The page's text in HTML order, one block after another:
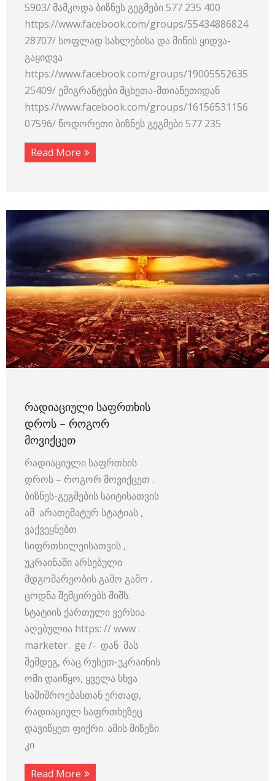
5903/ მამკოდა ბიზნეს გეგმები 577 235 400
https://www.facebook.com/groups/55434886824
28707/ სოფლად სახლებისა და მიწის ყიდვა-
გაყიდვა
https://www.facebook.com/groups/19005552635
25409/ ემიგრანტები მცხეთა-მთიანეთიდან
https://www.facebook.com/groups/16156531156
07596/ წოდორეთი ბიზნეს გეგმები 577 235
Read More
ᲠᲐᲓᲘᲐᲪᲘᲣᲚᲘ ᲡᲐᲤᲠᲗᲮᲘᲡ
ᲓᲠᲝᲡ – ᲠᲝᲒᲝᲠ
ᲛᲝᲕᲘᲥᲪᲔᲗ
რადიაციული საფრთხის
დროს – როგორ მოვიქცეთ .
ბიზნეს-გეგმების საიტისათვის
ამ არათემატურ სტატიას ,
ვაქვეყნებთ
სიფრთხილეისათვის ,
უკრაინაში არსებული
მდგომარეობის გამო გამო .
ცოდნა შემცირებს შიშს.
სტატიის ქართული ვერსია
აღებულია https: // www .
marketer . ge /- დან მას
შემდეგ, რაც რუსეთ-უკრაინის
ომი დაიწყო, ყველა სხვა
საშიშროებასთან ერთად,
რადიაციულ საფრთხეზეც
დავიწყეთ ფიქრი. ამის მიზეზი
კი
Read More